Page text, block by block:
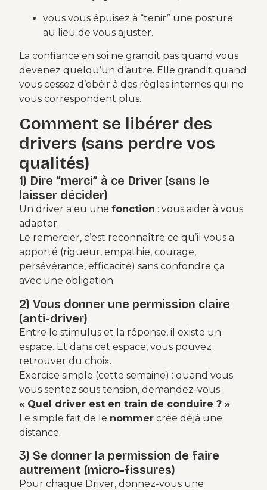
vous vous épuisez à “tenir” une posture
au lieu de vous ajuster.
La confiance en soi ne grandit pas quand vous
devenez quelqu’un d’autre. Elle grandit quand
vous cessez d’obéir à des règles internes qui ne
vous correspondent plus.
Comment se libérer des
drivers (sans perdre vos
qualités)
1) Dire “merci” à ce Driver (sans le
laisser décider)
Un driver a eu unefonction : vous aider à vous
adapter.
Le remercier, c’est reconnaître ce qu’il vous a
apporté (rigueur, empathie, courage,
persévérance, efficacité) sans confondre ça
avec une obligation.
2) Vous donner une permission claire
(anti-driver)
Entre le stimulus et la réponse, il existe un
espace. Et dans cet espace, vous pouvez
retrouver du choix.
Exercice simple (cette semaine) : quand vous
vous sentez sous tension, demandez-vous :
« Quel driver est en train de conduire ? »
Le simple fait de le nommer crée déjà une
distance.
3) Se donner la permission de faire
autrement (micro-fissures)
Pour chaque Driver, donnez-vous une